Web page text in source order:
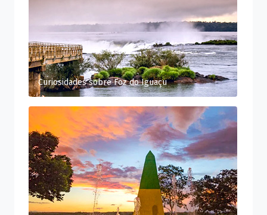
Curiosidades sobre Foz do Iguaçu